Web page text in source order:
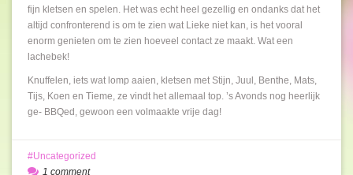
fijn kletsen en spelen. Het was echt heel gezellig en ondanks dat het
altijd confronterend is om te zien wat Lieke niet kan, is het vooral
enorm genieten om te zien hoeveel contact ze maakt. Wat een
lachebek!
Knuffelen, iets wat lomp aaien, kletsen met Stijn, Juul, Benthe, Mats,
Tijs, Koen en Tieme, ze vindt het allemaal top. ’s Avonds nog heerlijk
ge- BBQed, gewoon een volmaakte vrije dag!
Uncategorized
1 comment